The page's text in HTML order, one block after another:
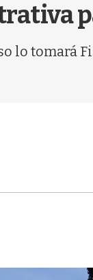
lo tomará